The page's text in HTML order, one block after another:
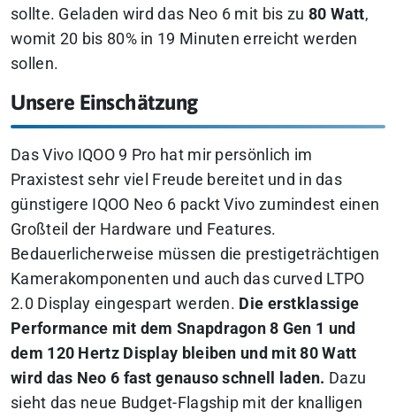
sollte. Geladen wird das Neo 6 mit bis zu 80 Watt,
womit 20 bis 80% in 19 Minuten erreicht werden
sollen.
Unsere Einschätzung
Das Vivo IQOO 9 Pro hat mir persönlich im
Praxistest sehr viel Freude bereitet und in das
günstigere IQOO Neo 6 packt Vivo zumindest einen
Großteil der Hardware und Features.
Bedauerlicherweise müssen die prestigeträchtigen
Kamerakomponenten und auch das curved LTPO
2.0 Display eingespart werden. Die erstklassige
Performance mit dem Snapdragon 8 Gen 1 und
dem 120 Hertz Display bleiben und mit 80 Watt
wird das Neo 6 fast genauso schnell laden. Dazu
sieht das neue Budget-Flagship mit der knalligen